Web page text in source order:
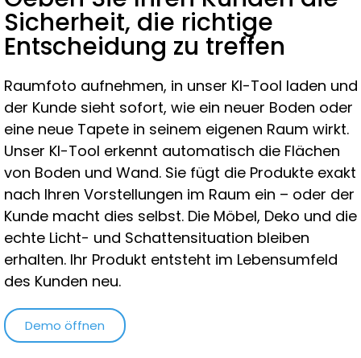
Sicherheit, die richtige
Entscheidung zu treffen
Raumfoto aufnehmen, in unser KI-Tool laden und
der Kunde sieht sofort, wie ein neuer Boden oder
eine neue Tapete in seinem eigenen Raum wirkt.
Unser KI-Tool erkennt automatisch die Flächen
von Boden und Wand. Sie fügt die Produkte exakt
nach Ihren Vorstellungen im Raum ein – oder der
Kunde macht dies selbst. Die Möbel, Deko und die
echte Licht- und Schattensituation bleiben
erhalten. Ihr Produkt entsteht im Lebensumfeld
des Kunden neu.
Demo öffnen